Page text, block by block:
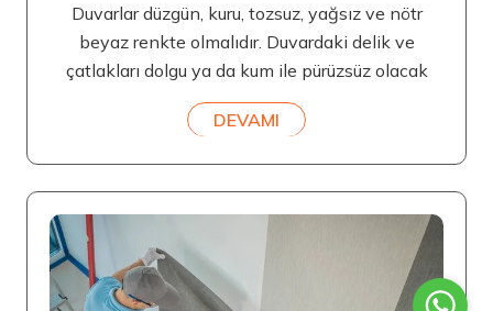
Duvarlar düzgün, kuru, tozsuz, yağsız ve nötr
beyaz renkte olmalıdır. Duvardaki delik ve
çatlakları dolgu ya da kum ile pürüzsüz olacak
DEVAMI